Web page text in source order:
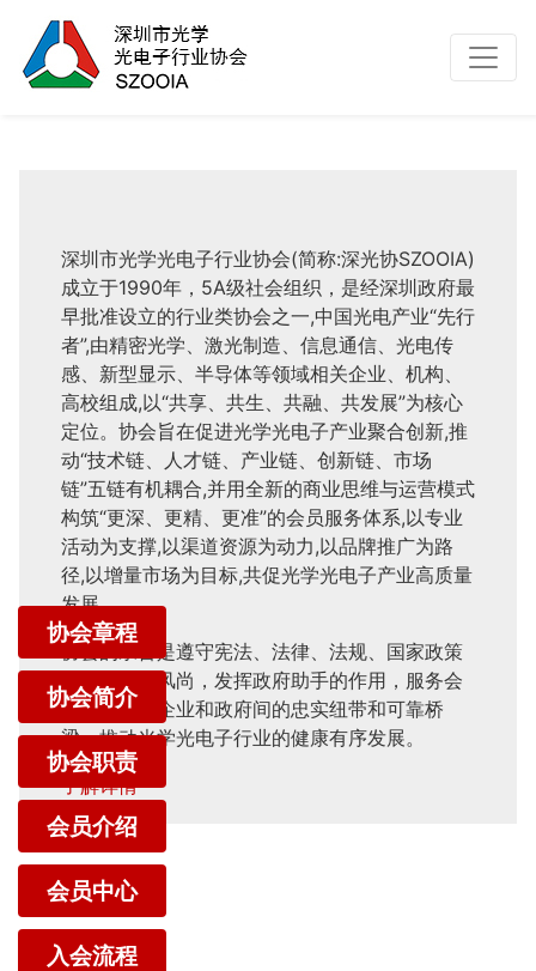
深圳市光学光电子行业协会(简称:深光协SZOOIA)
成立于1990年，5A级社会组织，是经深圳政府最
早批准设立的行业类协会之一,中国光电产业“先行
者”,由精密光学、激光制造、信息通信、光电传
感、新型显示、半导体等领域相关企业、机构、
高校组成,以“共享、共生、共融、共发展”为核心
定位。协会旨在促进光学光电子产业聚合创新,推
动“技术链、人才链、产业链、创新链、市场
链”五链有机耦合,并用全新的商业思维与运营模式
构筑“更深、更精、更准”的会员服务体系,以专业
活动为支撑,以渠道资源为动力,以品牌推广为路
径,以增量市场为目标,共促光学光电子产业高质量
发展。
协会的宗旨是遵守宪法、法律、法规、国家政策
和社会道德风尚，发挥政府助手的作用，服务会
员企业，做企业和政府间的忠实纽带和可靠桥
梁，推动光学光电子行业的健康有序发展。
了解详情
协会章程
协会简介
协会职责
会员介绍
会员中心
入会流程